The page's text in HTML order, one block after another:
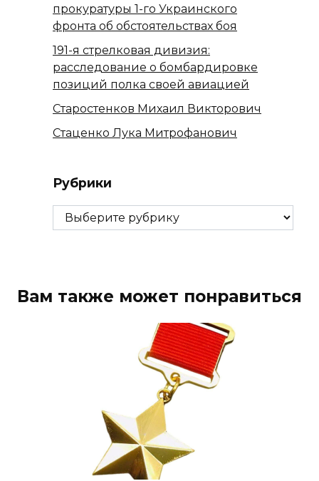
прокуратуры 1-го Украинского
фронта об обстоятельствах боя
191-я стрелковая дивизия:
расследование о бомбардировке
позиций полка своей авиацией
Старостенков Михаил Викторович
Стаценко Лука Митрофанович
Рубрики
Рубрики
Вам также может понравиться